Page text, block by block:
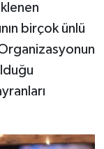
birçok ünlü